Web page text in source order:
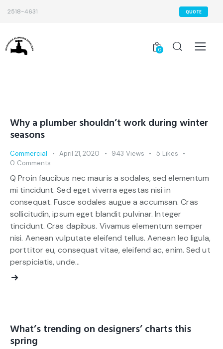
2518-4631 QUOTE
0
Why a plumber shouldn’t work during winter
seasons
Commercial April 21, 2020 943 Views 5 Likes
0 Comments
Q Proin faucibus nec mauris a sodales, sed elementum
mi tincidunt. Sed eget viverra egestas nisi in
consequat. Fusce sodales augue a accumsan. Cras
sollicitudin, ipsum eget blandit pulvinar. Integer
tincidunt. Cras dapibus. Vivamus elementum semper
nisi. Aenean vulputate eleifend tellus. Aenean leo ligula,
porttitor eu, consequat vitae, eleifend ac, enim. Sed ut
perspiciatis, unde…
What’s trending on designers’ charts this
spring